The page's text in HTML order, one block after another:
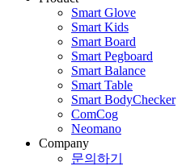
Smart Glove
Smart Kids
Smart Board
Smart Pegboard
Smart Balance
Smart Table
Smart BodyChecker
ComCog
Neomano
Company
문의하기